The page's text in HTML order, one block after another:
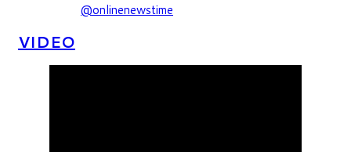
@onlinenewstime
VIDEO